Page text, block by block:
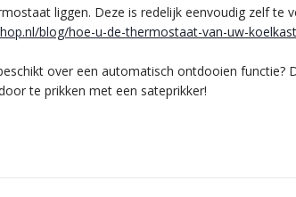
liggen. Deze is redelijk eenvoudig zelf te
blog/hoe-u-de-thermostaat-van-uw-
over een automatisch ontdooien
te prikken met een sateprikker!